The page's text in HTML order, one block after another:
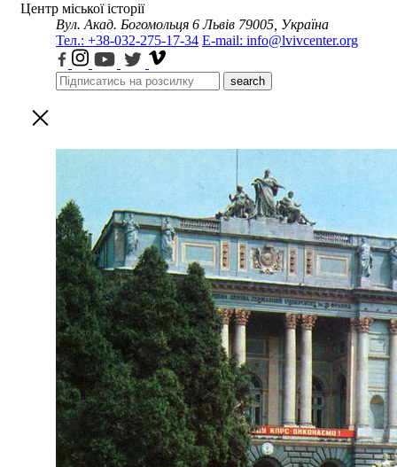
Центр міської історії
Вул. Акад. Богомольця 6 Львів 79005, Україна
Тел.: +38-032-275-17-34 E-mail: info@lvivcenter.org
search